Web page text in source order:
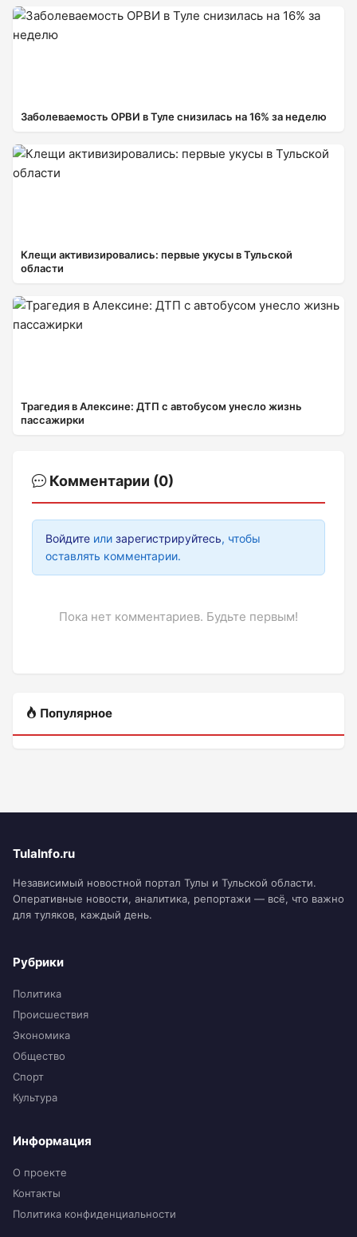
Заболеваемость ОРВИ в Туле снизилась на 16% за неделю
Клещи активизировались: первые укусы в Тульской
области
Трагедия в Алексине: ДТП с автобусом унесло жизнь
пассажирки
Комментарии (0)
Войдите или зарегистрируйтесь, чтобы
оставлять комментарии.
Пока нет комментариев. Будьте первым!
Популярное
TulaInfo.ru
Независимый новостной портал Тулы и Тульской области.
Оперативные новости, аналитика, репортажи — всё, что важно
для туляков, каждый день.
Рубрики
Политика
Происшествия
Экономика
Общество
Спорт
Культура
Информация
О проекте
Контакты
Политика конфиденциальности